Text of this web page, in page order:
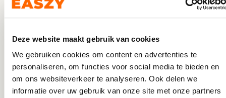
Deze website maakt gebruik van cookies
We gebruiken cookies om content en advertenties te
personaliseren, om functies voor social media te bieden en
om ons websiteverkeer te analyseren. Ook delen we
informatie over uw gebruik van onze site met onze partners